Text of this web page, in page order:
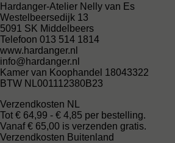
Hardanger-Atelier Nelly van Es
Westelbeersedijk 13
5091 SK Middelbeers
Telefoon 013 514 1814
www.hardanger.nl
info@hardanger.nl
Kamer van Koophandel 18043322
BTW NL001112380B23
Verzendkosten NL
Tot € 64,99 - € 4,85 per bestelling.
Vanaf € 65,00 is verzenden gratis.
Verzendkosten Buitenland